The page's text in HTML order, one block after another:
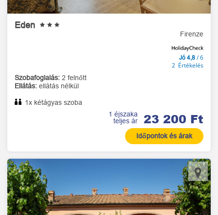
Eden
Firenze
Jó 4,8 / 6
2 Értékelés
Szobafoglalás: 2 felnőtt
Ellátás: ellátás nélkül
1x kétágyas szoba
1 éjszaka
teljes ár
23 200 Ft
Időpontok és árak